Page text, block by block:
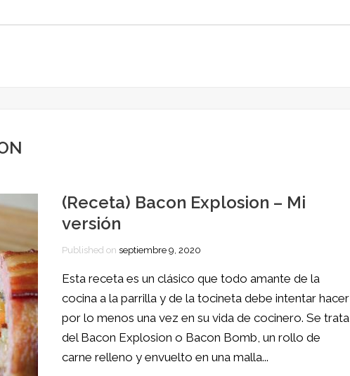
(Receta) Bacon Explosion – Mi
versión
Published on septiembre 9, 2020
Esta receta es un clásico que todo amante de la
cocina a la parrilla y de la tocineta debe intentar hacer
por lo menos una vez en su vida de cocinero. Se trata
del Bacon Explosion o Bacon Bomb, un rollo de
carne relleno y envuelto en una malla...